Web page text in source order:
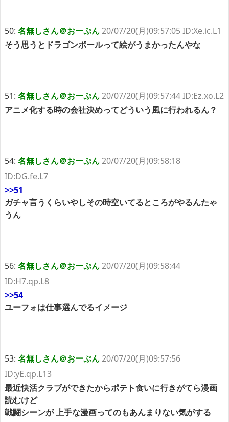
50: 名無しさん＠おーぷん20/07/20(月)09:57:05 ID:Xe.ic.L1
そう思うとドラゴンボールって絵がうまかったんやな
51: 名無しさん＠おーぷん20/07/20(月)09:57:44 ID:Ez.xo.L2
アニメ化する時の会社決めってどういう風に行われるん？
54: 名無しさん＠おーぷん20/07/20(月)09:58:18
ID:DG.fe.L7
>>51
ガチャ言うくらいやしその時空いてるところがやるんたゃ
うん
56: 名無しさん＠おーぷん20/07/20(月)09:58:44
ID:H7.qp.L8
>>54
ユーフォは仕事選んでるイメージ
53: 名無しさん＠おーぷん20/07/20(月)09:57:56
ID:yE.qp.L13
最近快活クラブができたからポテト食いに行きがてら漫画
読むけど
戦闘シーンが 上手な漫画ってのもあんまりない気がする